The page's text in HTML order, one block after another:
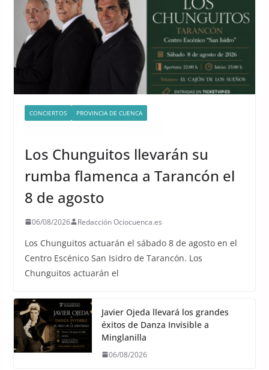
CONCIERTOS
PROVINCIA DE CUENCA
Los Chunguitos llevarán su
rumba flamenca a Tarancón el
8 de agosto
06/08/2026 Redacción Ociocuenca.es
Los Chunguitos actuarán el sábado 8 de agosto en el
Centro Escénico San Isidro de Tarancón. Los
Chunguitos actuarán el
Javier Ojeda llevará los grandes
éxitos de Danza Invisible a
Minglanilla
06/08/2026